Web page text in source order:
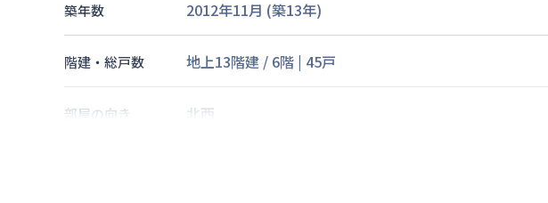
築年数 2012年11月 (築13年)
階建・総戸数 地上13階建 / 6階 | 45戸
部屋の向き 北西